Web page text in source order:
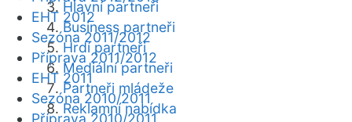
Hlavní partneři
Business partneři
Hrdí partneři
Mediální partneři
Partneři mládeže
Reklamní nabídka
EHT 2012
Sezóna 2011/2012
Příprava 2011/2012
EHT 2011
Sezóna 2010/2011
Příprava 2010/2011